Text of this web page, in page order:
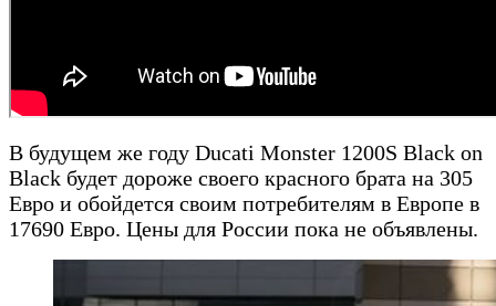
В будущем же году Ducati Monster 1200S Black on
Black будет дороже своего красного брата на 305
Евро и обойдется своим потребителям в Европе в
17690 Евро. Цены для России пока не объявлены.